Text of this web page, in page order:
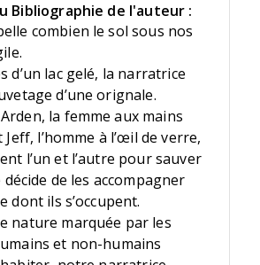
Bibliographie de l'auteur :
combien le sol sous nos
d’un lac gelé, la narratrice
d’une orignale.
la femme aux mains
Jeff, l’homme à l’œil de verre,
l’un et l’autre pour sauver
décide de les accompagner
dont ils s’occupent.
nature marquée par les
et non-humains